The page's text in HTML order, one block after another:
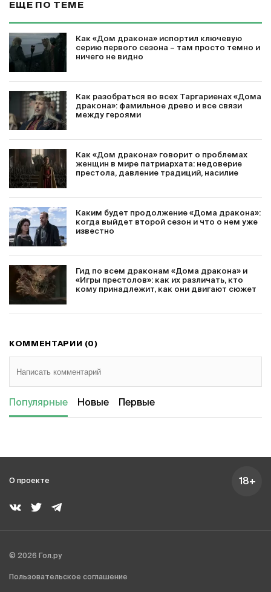
ЕЩЕ ПО ТЕМЕ
Как «Дом дракона» испортил ключевую
серию первого сезона – там просто темно и
ничего не видно
Как разобраться во всех Таргариенах «Дома
дракона»: фамильное древо и все связи
между героями
Как «Дом дракона» говорит о проблемах
женщин в мире патриархата: недоверие
престола, давление традиций, насилие
Каким будет продолжение «Дома дракона»:
когда выйдет второй сезон и что о нем уже
известно
Гид по всем драконам «Дома дракона» и
«Игры престолов»: как их различать, кто
кому принадлежит, как они двигают сюжет
КОММЕНТАРИИ (0)
Популярные Новые Первые
О проекте 18+
© 2026 Гол.ру
Пользовательское соглашение